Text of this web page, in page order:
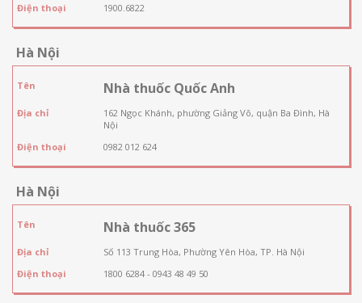
Điện thoại
1900.6822
Hà Nội
Tên Nhà thuốc Quốc Anh
Địa chỉ
162 Ngọc Khánh, phường Giảng Võ, quận Ba Đình, Hà
Nội
Điện thoại
0982 012 624
Hà Nội
Tên Nhà thuốc 365
Địa chỉ
Số 113 Trung Hòa, Phường Yên Hòa, TP. Hà Nội
Điện thoại
1800 6284 - 0943 48 49 50